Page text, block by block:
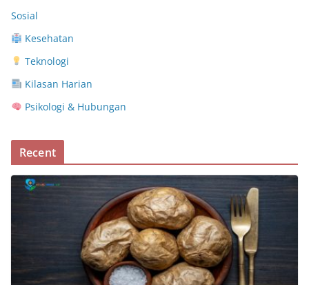
Sosial
Kesehatan
Teknologi
Kilasan Harian
Psikologi & Hubungan
Recent